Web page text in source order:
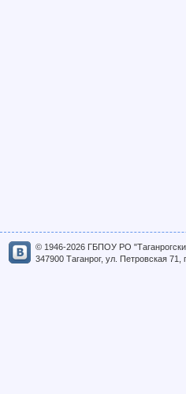
© 1946-2026 ГБПОУ РО
347900 Таганрог, ул. Петровская